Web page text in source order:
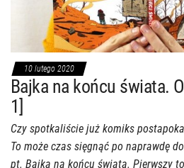
10 lutego 2020
Bajka na końcu świata.
1]
Czy spotkaliście już komiks
To może czas sięgnąć po naprawdę
pt. Bajka na końcu świata. Pierwszy